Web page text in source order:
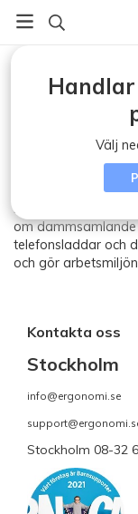
Utrustning &
Genom att hänga
arbetsytor på
kablarna och den
hållare och
om
telefonsladdar och
och gör
Kontakta oss
Stockholm
info@ergonomi.se -
Stockholm 08-32
Välj